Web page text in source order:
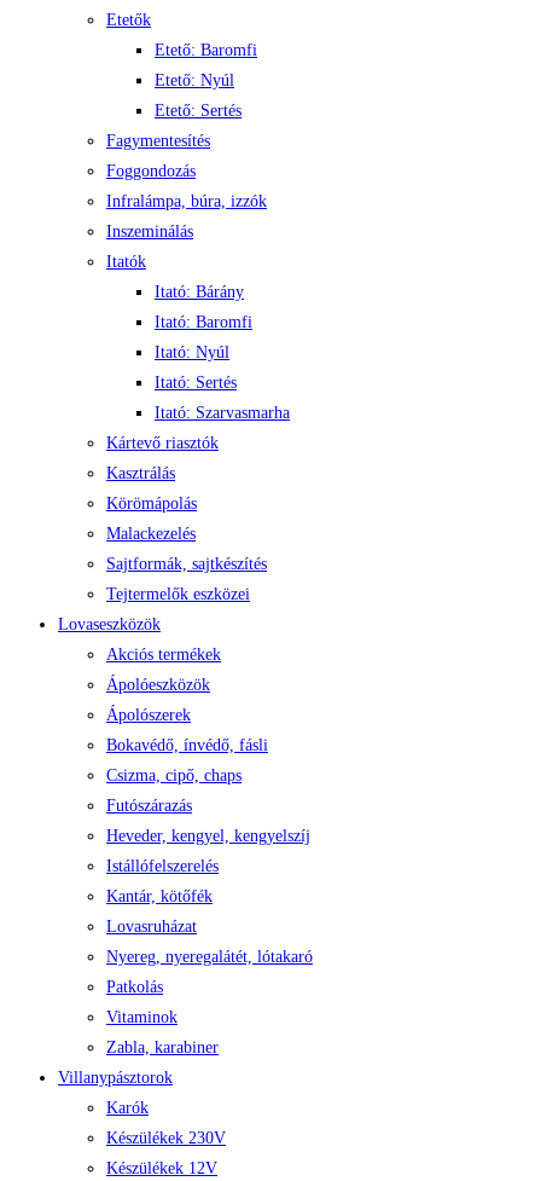
Etetők
Etető: Baromfi
Etető: Nyúl
Etető: Sertés
Fagymentesítés
Foggondozás
Infralámpa, búra, izzók
Inszeminálás
Itatók
Itató: Bárány
Itató: Baromfi
Itató: Nyúl
Itató: Sertés
Itató: Szarvasmarha
Kártevő riasztók
Kasztrálás
Körömápolás
Malackezelés
Sajtformák, sajtkészítés
Tejtermelők eszközei
Lovaseszközök
Akciós termékek
Ápolóeszközök
Ápolószerek
Bokavédő, ínvédő, fásli
Csizma, cipő, chaps
Futószárazás
Heveder, kengyel, kengyelszíj
Istállófelszerelés
Kantár, kötőfék
Lovasruházat
Nyereg, nyeregalátét, lótakaró
Patkolás
Vitaminok
Zabla, karabiner
Villanypásztorok
Karók
Készülékek 230V
Készülékek 12V